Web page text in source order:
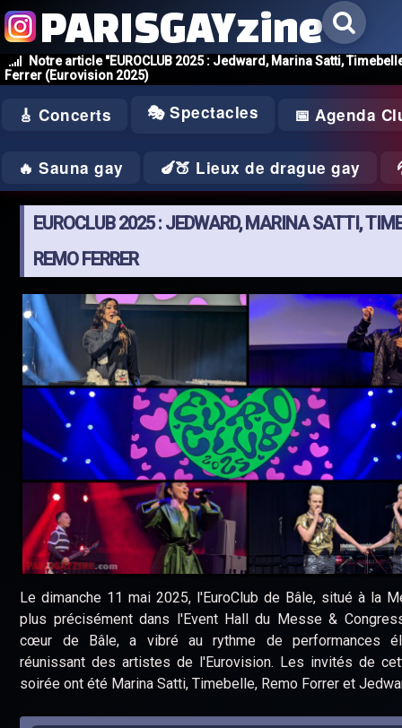
Notre article "EUROCLUB 2025 : Jedward, Marina Satti,
Ferrer (Eurovision 2025)
PARISGAYzine
🎸 Concerts 🎭 Spectacles 📅 Agenda
🔥 Sauna gay 🍆🍑 Lieux de drague gay
EUROCLUB 2025 : JEDWARD, MARINA SATTI,
REMO FERRER
Le dimanche 11 mai 2025, l'EuroClub de Bâle, situé à la
plus précisément dans l'Event Hall du Messe &
cœur de Bâle, a vibré au rythme de performances
réunissant des artistes de l'Eurovision. Les invités de
soirée ont été Marina Satti, Timebelle, Remo Forrer et